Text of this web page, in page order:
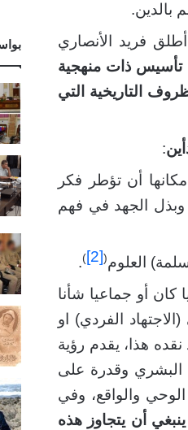
بالدين.
فريد الأنصاري
تأسيس ذات منهجية
التاريخية التي
:
أن تؤطر فكر
وبذل الجهد في فهم
العلوم(
[2]
)
.
أو جماعيا شأنا
الفردي) او
هذا، يقدم رؤية
البشري وقدرة على
الوحي والواقع، وفي
أن يتجاوز هذه